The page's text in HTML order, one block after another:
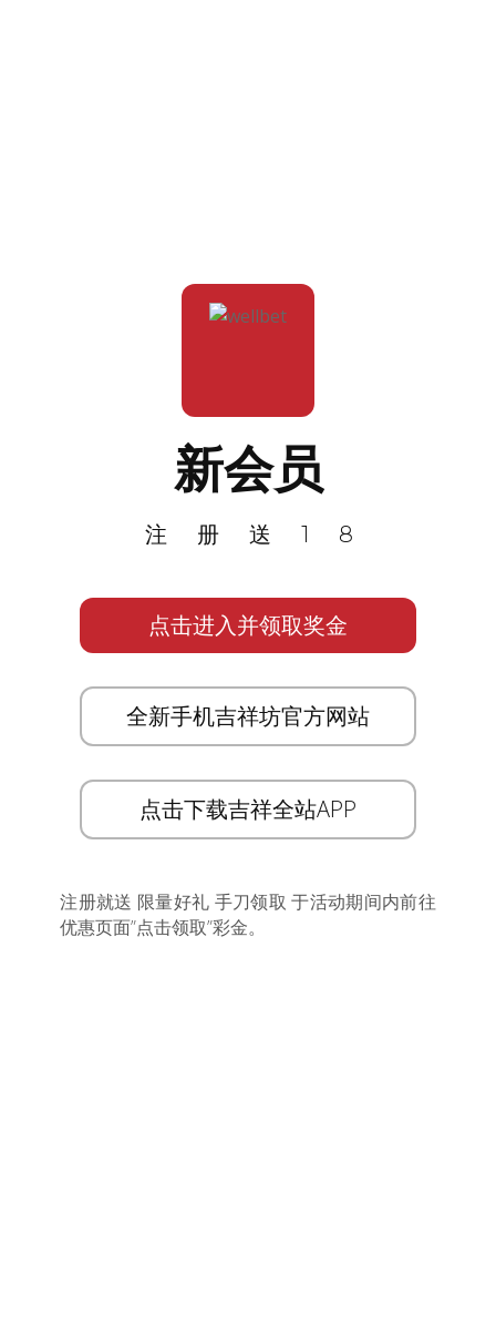
新会员
注册送18
点击进入并领取奖金
全新手机吉祥坊官方网站
点击下载吉祥全站APP
注册就送 限量好礼 手刀领取 于活动期间内前往
优惠页面”点击领取”彩金。